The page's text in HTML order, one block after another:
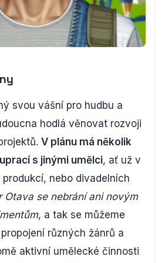
svou vášní pro hudbu a
hodlá věnovat rozvoji
V plánu má několik
s jinými umělci, ať už v
nebo divadelních
Otava se nebrání ani novým
, a tak se můžeme
různých žánrů a
aktivní umělecké činnosti